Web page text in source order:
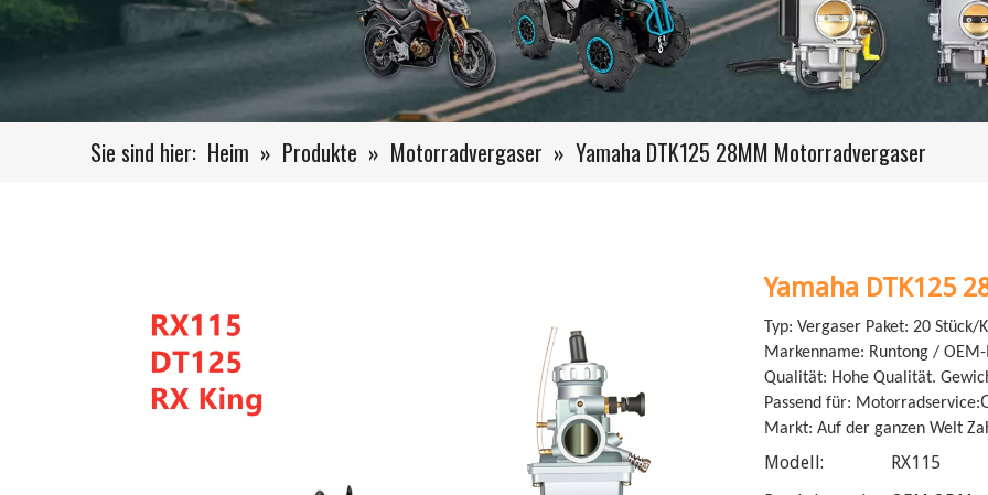
Sie sind hier: Heim » Produkte » Motorradvergaser » Yamaha DTK125 28MM Motorradvergaser
Yamaha DTK125
Typ: Vergaser Paket: 20 Stück/
Markenname: Runtong /
Qualität: Hohe Qualität.
Passend für: Motorradservice:
Markt: Auf der ganzen Welt
Modell:
RX115